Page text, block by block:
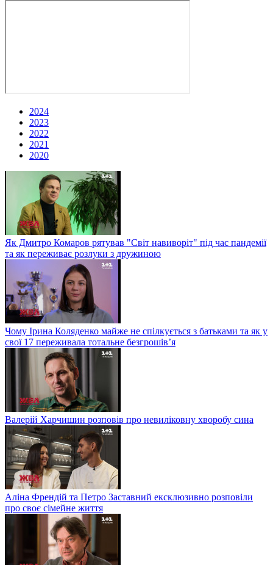
2024
2023
2022
2021
2020
Як Дмитро Комаров рятував "Світ навиворіт" під час пандемії
та як переживає розлуки з дружиною
Чому Ірина Коляденко майже не спілкується з батьками та як у
свої 17 переживала тотальне безгрошів’я
Валерій Харчишин розповів про невиліковну хворобу сина
Аліна Френдій та Петро Заставний ексклюзивно розповіли
про своє сімейне життя